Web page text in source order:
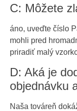
C: Môžete
áno, uveďte číslo
mohli pred
priradiť malý
D: Aká je
objednávku
Naša továreň